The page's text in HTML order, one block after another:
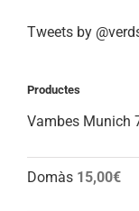
Tweets by
Productes
Vambes Munich
Domàs 15,00€